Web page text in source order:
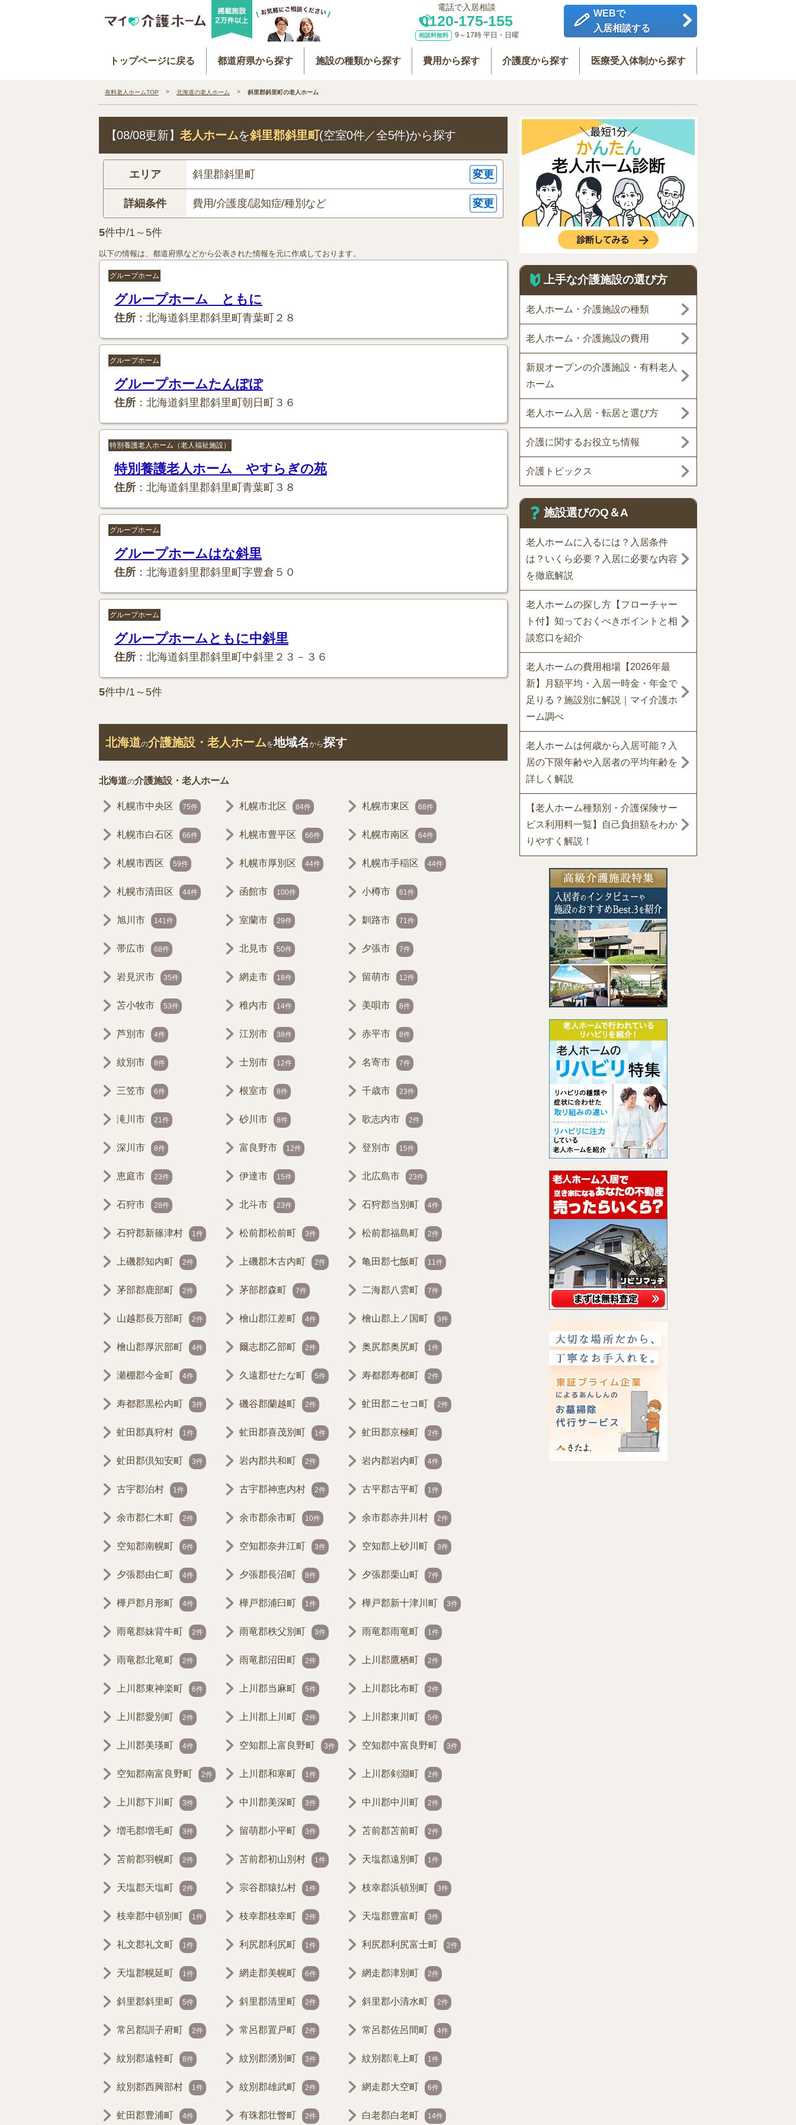
電話で入居相談
0120-175-155
相談料無料 9～17時 平日・日曜
WEBで
入居相談する
トップページに戻る 都道府県から探す 施設の種類から探す 費用から探す 介護度から探す 医療受入体制から探す
有料老人ホームTOP 北海道の老人ホーム 斜里郡斜里町の老人ホーム
【08/08更新】老人ホームを斜里郡斜里町(空室0件／全5件)から探す
エリア 斜里郡斜里町 変更
詳細条件 費用/介護度/認知症/種別など 変更
5件中/1～5件
以下の情報は、都道府県などから公表された情報を元に作成しております。
グループホーム
グループホーム ともに
住所 ：北海道斜里郡斜里町青葉町２８
グループホーム
グループホームたんぽぽ
住所 ：北海道斜里郡斜里町朝日町３６
特別養護老人ホーム（老人福祉施設）
特別養護老人ホーム やすらぎの苑
住所 ：北海道斜里郡斜里町青葉町３８
グループホーム
グループホームはな斜里
住所 ：北海道斜里郡斜里町字豊倉５０
グループホーム
グループホームともに中斜里
住所 ：北海道斜里郡斜里町中斜里２３－３６
5件中/1～5件
北海道の介護施設・老人ホームを地域名から探す
北海道の介護施設・老人ホーム
札幌市中央区 75件 札幌市北区 84件 札幌市東区 68件
札幌市白石区 66件 札幌市豊平区 66件 札幌市南区 64件
札幌市西区 59件 札幌市厚別区 44件 札幌市手稲区 44件
札幌市清田区 44件 函館市 100件 小樽市 61件
旭川市 141件 室蘭市 29件 釧路市 71件
帯広市 68件 北見市 50件 夕張市 7件
岩見沢市 35件 網走市 18件 留萌市 12件
苫小牧市 53件 稚内市 14件 美唄市 8件
芦別市 4件 江別市 38件 赤平市 8件
紋別市 8件 士別市 12件 名寄市 7件
三笠市 6件 根室市 8件 千歳市 23件
滝川市 21件 砂川市 8件 歌志内市 2件
深川市 8件 富良野市 12件 登別市 15件
恵庭市 23件 伊達市 15件 北広島市 23件
石狩市 28件 北斗市 23件 石狩郡当別町 4件
石狩郡新篠津村 1件 松前郡松前町 3件 松前郡福島町 2件
上磯郡知内町 2件 上磯郡木古内町 2件 亀田郡七飯町 11件
茅部郡鹿部町 2件 茅部郡森町 7件 二海郡八雲町 7件
山越郡長万部町 2件 檜山郡江差町 4件 檜山郡上ノ国町 3件
檜山郡厚沢部町 4件 爾志郡乙部町 2件 奥尻郡奥尻町 1件
瀬棚郡今金町 4件 久遠郡せたな町 5件 寿都郡寿都町 2件
寿都郡黒松内町 3件 磯谷郡蘭越町 2件 虻田郡ニセコ町 2件
虻田郡真狩村 1件 虻田郡喜茂別町 1件 虻田郡京極町 2件
虻田郡倶知安町 3件 岩内郡共和町 2件 岩内郡岩内町 4件
古宇郡泊村 1件 古宇郡神恵内村 2件 古平郡古平町 1件
余市郡仁木町 2件 余市郡余市町 10件 余市郡赤井川村 2件
空知郡南幌町 6件 空知郡奈井江町 3件 空知郡上砂川町 3件
夕張郡由仁町 4件 夕張郡長沼町 8件 夕張郡栗山町 7件
樺戸郡月形町 4件 樺戸郡浦臼町 1件 樺戸郡新十津川町 3件
雨竜郡妹背牛町 2件 雨竜郡秩父別町 3件 雨竜郡雨竜町 1件
雨竜郡北竜町 2件 雨竜郡沼田町 2件 上川郡鷹栖町 2件
上川郡東神楽町 6件 上川郡当麻町 5件 上川郡比布町 2件
上川郡愛別町 2件 上川郡上川町 2件 上川郡東川町 5件
上川郡美瑛町 4件 空知郡上富良野町 3件 空知郡中富良野町 3件
空知郡南富良野町 2件 上川郡和寒町 1件 上川郡剣淵町 2件
上川郡下川町 3件 中川郡美深町 3件 中川郡中川町 2件
増毛郡増毛町 3件 留萌郡小平町 3件 苫前郡苫前町 2件
苫前郡羽幌町 2件 苫前郡初山別村 1件 天塩郡遠別町 1件
天塩郡天塩町 2件 宗谷郡猿払村 1件 枝幸郡浜頓別町 3件
枝幸郡中頓別町 1件 枝幸郡枝幸町 2件 天塩郡豊富町 3件
礼文郡礼文町 1件 利尻郡利尻町 1件 利尻郡利尻富士町 2件
天塩郡幌延町 1件 網走郡美幌町 6件 網走郡津別町 2件
斜里郡斜里町 5件 斜里郡清里町 2件 斜里郡小清水町 2件
常呂郡訓子府町 2件 常呂郡置戸町 2件 常呂郡佐呂間町 4件
紋別郡遠軽町 8件 紋別郡湧別町 3件 紋別郡滝上町 1件
紋別郡西興部村 1件 紋別郡雄武町 2件 網走郡大空町 6件
虻田郡豊浦町 4件 有珠郡壮瞥町 2件 白老郡白老町 14件
上手な介護施設の選び方
老人ホーム・介護施設の種類
老人ホーム・介護施設の費用
新規オープンの介護施設・有料老人
ホーム
老人ホーム入居・転居と選び方
介護に関するお役立ち情報
介護トピックス
施設選びのQ＆A
老人ホームに入るには？入居条件
は？いくら必要？入居に必要な内容
を徹底解説
老人ホームの探し方【フローチャー
ト付】知っておくべきポイントと相
談窓口を紹介
老人ホームの費用相場【2026年最
新】月額平均・入居一時金・年金で
足りる？施設別に解説｜マイ介護ホ
ーム調べ
老人ホームは何歳から入居可能？入
居の下限年齢や入居者の平均年齢を
詳しく解説
【老人ホーム種類別・介護保険サー
ビス利用料一覧】自己負担額をわか
りやすく解説！